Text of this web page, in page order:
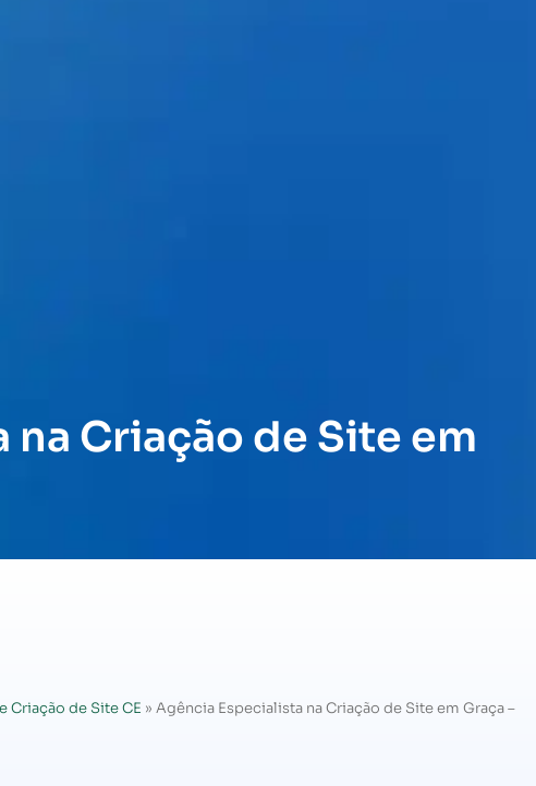
Criação de Site em
Criação de Site CE » Agência Especialista na Criação de Site em Graça –